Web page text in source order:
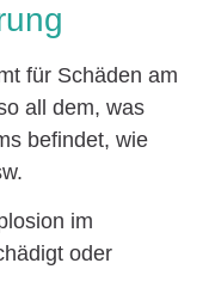
für Schäden am
all dem, was
befindet, wie
im
oder